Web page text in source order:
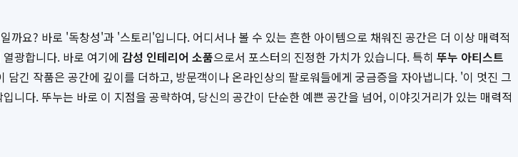
요? 바로 '독창성'과 '스토리'입니다. 어디서나 볼 수 있는 흔한 아이템으로 채워진 공간은 더 이상 매력적
광합니다. 바로 여기에 감성 인테리어 소품으로서 포스터의 진정한 가치가 있습니다. 특히 뚜누 아티스트
긴 작품은 공간에 깊이를 더하고, 방문객이나 온라인상의 팔로워들에게 궁금증을 자아냅니다. '이 멋진 그
다. 뚜누는 바로 이 지점을 공략하여, 당신의 공간이 단순한 예쁜 공간을 넘어, 이야깃거리가 있는 매력적